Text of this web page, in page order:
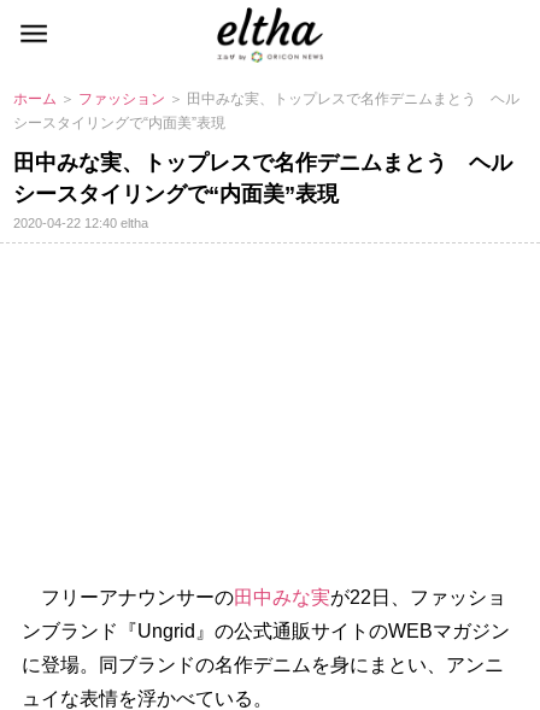
ホーム ＞ ファッション ＞ 田中みな実、トップレスで名作デニムまとう ヘル
シースタイリングで“内面美”表現
田中みな実、トップレスで名作デニムまとう ヘル
シースタイリングで“内面美”表現
2020-04-22 12:40eltha
フリーアナウンサーの田中みな実が22日、ファッショ
ンブランド『Ungrid』の公式通販サイトのWEBマガジン
に登場。同ブランドの名作デニムを身にまとい、アンニ
ュイな表情を浮かべている。